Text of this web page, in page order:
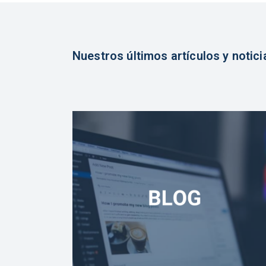
Nuestros últimos artículos y